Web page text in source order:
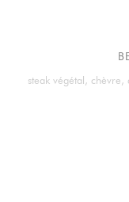
steak végétal,